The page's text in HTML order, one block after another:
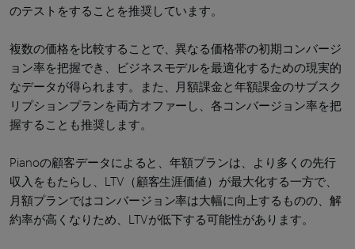
のテストをすることを推奨しています。
複数の価格を比較することで、異なる価格帯の初期コンバージ
ョン率を把握でき、ビジネスモデルを最適化するための現実的
なデータが得られます。また、月額課金と年額課金のサブスク
リプションプランを両方オファーし、各コンバージョン率を把
握することも推奨します。
Pianoの顧客データによると、年額プランは、より多くの先行
収入をもたらし、LTV（顧客生涯価値）が最大化する一方で、
月額プランではコンバージョン率は大幅に向上するものの、解
約率が高くなりため、LTVが低下する可能性があります。